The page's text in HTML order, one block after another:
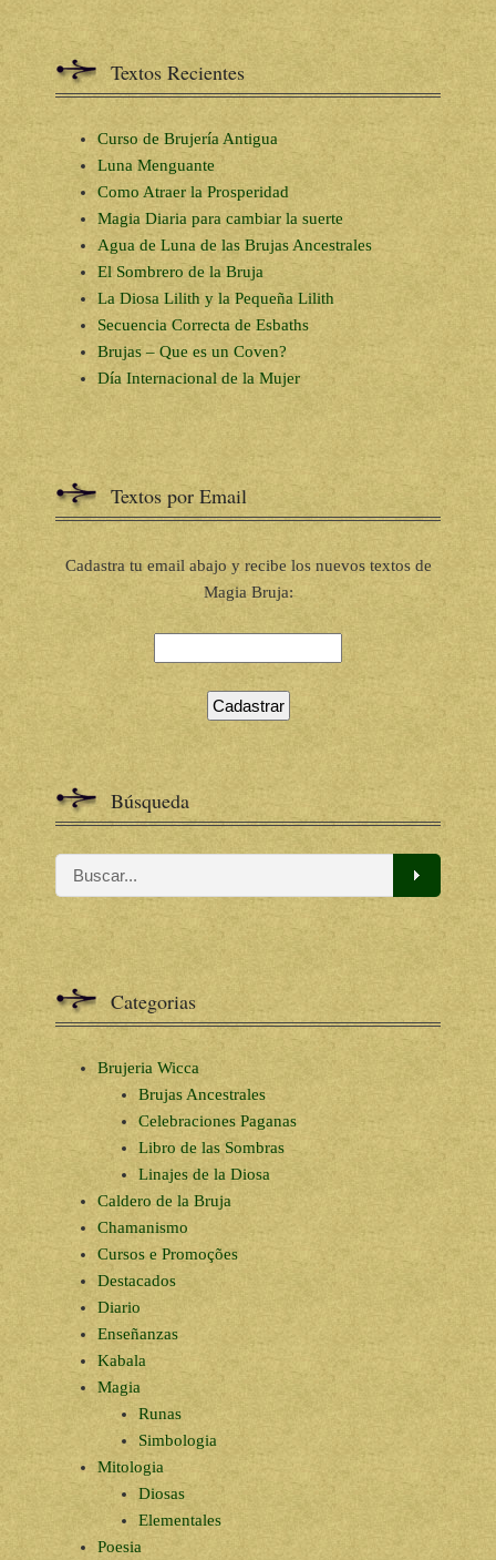
Textos Recientes
Curso de Brujería Antigua
Luna Menguante
Como Atraer la Prosperidad
Magia Diaria para cambiar la suerte
Agua de Luna de las Brujas Ancestrales
El Sombrero de la Bruja
La Diosa Lilith y la Pequeña Lilith
Secuencia Correcta de Esbaths
Brujas – Que es un Coven?
Día Internacional de la Mujer
Textos por Email
Cadastra tu email abajo y recibe los nuevos textos de
Magia Bruja:
Búsqueda
Categorias
Brujeria Wicca
Brujas Ancestrales
Celebraciones Paganas
Libro de las Sombras
Linajes de la Diosa
Caldero de la Bruja
Chamanismo
Cursos e Promoções
Destacados
Diario
Enseñanzas
Kabala
Magia
Runas
Simbologia
Mitologia
Diosas
Elementales
Poesia